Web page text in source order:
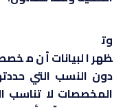
وت
ظهر البيانات أن
دون النسب التي
المخصصات لا تناسب